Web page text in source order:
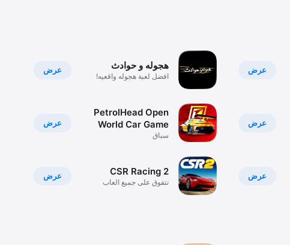
عرض
عرض
عرض
عرض هجوله و حوادث
افضل لعبة هجوله واقعيه!
عرض
PetrolHead Open
World Car Game
سباق
عرض CSR Racing 2
تتفوق على جميع العاب